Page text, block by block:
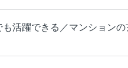
活躍できる／マンション